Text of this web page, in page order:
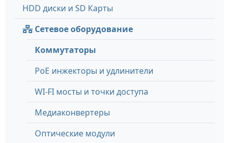
HDD диски и SD Карты
Сетевое оборудование
Коммутаторы
PoE инжекторы и удлинители
WI-FI мосты и точки доступа
Медиаконвертеры
Оптические модули